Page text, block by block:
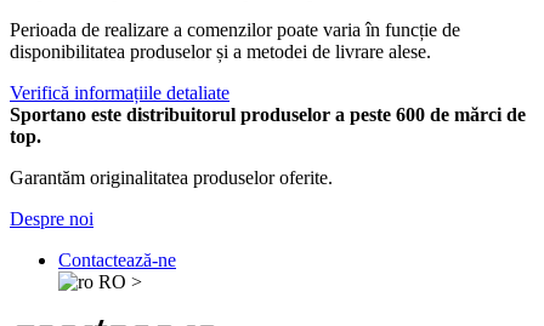
Perioada de realizare a comenzilor poate varia în funcție de
disponibilitatea produselor și a metodei de livrare alese.
Verifică informațiile detaliate
Sportano este distribuitorul produselor a peste 600 de mărci de
top.
Garantăm originalitatea produselor oferite.
Despre noi
Contactează-ne
RO >